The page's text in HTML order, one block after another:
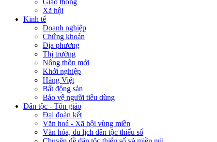
Giao thông
Xã hội
Kinh tế
Doanh nghiệp
Chứng khoán
Địa phương
Thị trường
Nông thôn mới
Khởi nghiệp
Hàng Việt
Bất động sản
Bảo vệ người tiêu dùng
Dân tộc - Tôn giáo
Đại đoàn kết
Văn hoá - Xã hội vùng miền
Văn hóa, du lịch dân tộc thiểu số